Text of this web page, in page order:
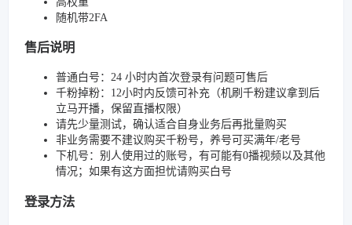
随机带2FA
售后说明
普通白号：24 小时内首次登录有问题可售后
千粉掉粉：12小时内反馈可补充（机刷千粉建议拿到后
立马开播，保留直播权限）
请先少量测试，确认适合自身业务后再批量购买
非业务需要不建议购买千粉号，养号可买满年/老号
下机号：别人使用过的账号，有可能有0播视频以及其他
情况；如果有这方面担忧请购买白号
登录方法